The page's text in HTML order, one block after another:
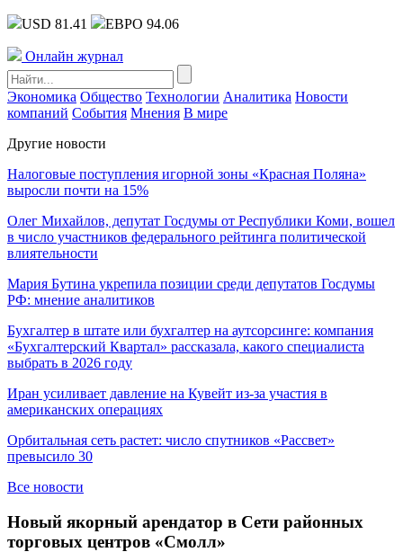
USD 81.41 ЕВРО 94.06
Онлайн журнал
Экономика Общество Технологии Аналитика Новости
компаний События Мнения В мире
Другие новости
Налоговые поступления игорной зоны «Красная Поляна»
выросли почти на 15%
Олег Михайлов, депутат Госдумы от Республики Коми, вошел
в число участников федерального рейтинга политической
влиятельности
Мария Бутина укрепила позиции среди депутатов Госдумы
РФ: мнение аналитиков
Бухгалтер в штате или бухгалтер на аутсорсинге: компания
«Бухгалтерский Квартал» рассказала, какого специалиста
выбрать в 2026 году
Иран усиливает давление на Кувейт из-за участия в
американских операциях
Орбитальная сеть растет: число спутников «Рассвет»
превысило 30
Все новости
Новый якорный арендатор в Сети районных
торговых центров «Смолл»